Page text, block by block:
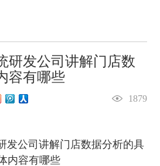
研发公司讲解门店数
容有哪些
1879